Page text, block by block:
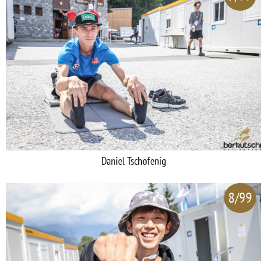
Daniel Tschofenig
8/99